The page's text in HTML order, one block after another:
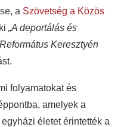
a Szövetség a Közös
„A deportálás és
Keresztyén
folyamatokat és
amelyek a
életet érintették a